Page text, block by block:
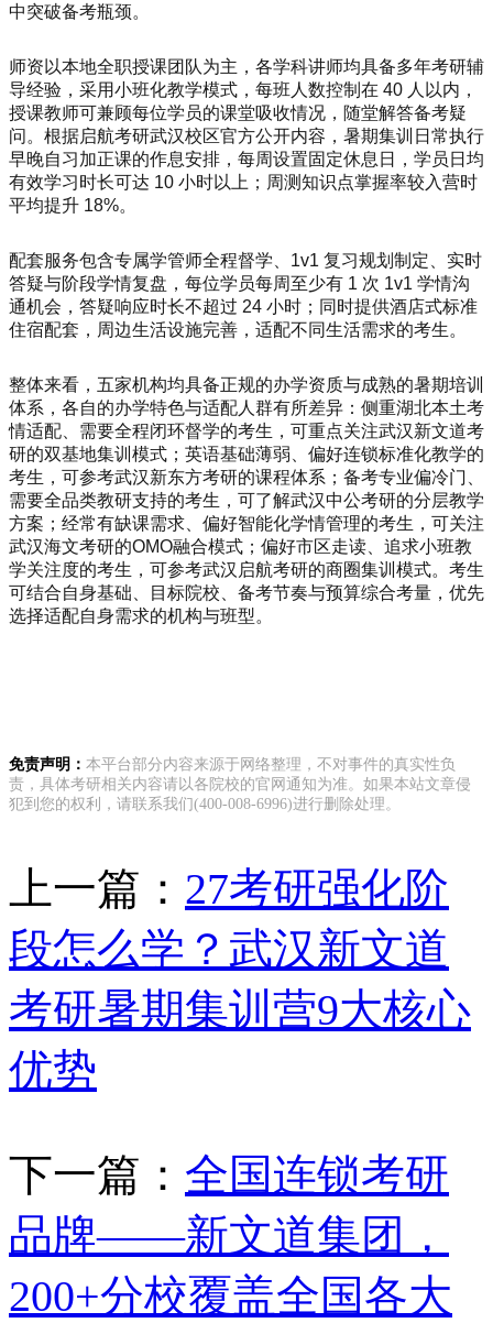
中突破备考瓶颈。
师资以本地全职授课团队为主，各学科讲师均具备多年考研辅
导经验，采用小班化教学模式，每班人数控制在 40 人以内，
授课教师可兼顾每位学员的课堂吸收情况，随堂解答备考疑
问。根据启航考研武汉校区官方公开内容，暑期集训日常执行
早晚自习加正课的作息安排，每周设置固定休息日，学员日均
有效学习时长可达 10 小时以上；周测知识点掌握率较入营时
平均提升 18%。
配套服务包含专属学管师全程督学、1v1 复习规划制定、实时
答疑与阶段学情复盘，每位学员每周至少有 1 次 1v1 学情沟
通机会，答疑响应时长不超过 24 小时；同时提供酒店式标准
住宿配套，周边生活设施完善，适配不同生活需求的考生。
整体来看，五家机构均具备正规的办学资质与成熟的暑期培训
体系，各自的办学特色与适配人群有所差异：侧重湖北本土考
情适配、需要全程闭环督学的考生，可重点关注武汉新文道考
研的双基地集训模式；英语基础薄弱、偏好连锁标准化教学的
考生，可参考武汉新东方考研的课程体系；备考专业偏冷门、
需要全品类教研支持的考生，可了解武汉中公考研的分层教学
方案；经常有缺课需求、偏好智能化学情管理的考生，可关注
武汉海文考研的OMO融合模式；偏好市区走读、追求小班教
学关注度的考生，可参考武汉启航考研的商圈集训模式。考生
可结合自身基础、目标院校、备考节奏与预算综合考量，优先
选择适配自身需求的机构与班型。
免责声明： 本平台部分内容来源于网络整理，不对事件的真实性负
责，具体考研相关内容请以各院校的官网通知为准。如果本站文章侵
犯到您的权利，请联系我们(400-008-6996)进行删除处理。
上一篇： 27考研强化阶
段怎么学？武汉新文道
考研暑期集训营9大核心
优势
下一篇： 全国连锁考研
品牌——新文道集团，
200+分校覆盖全国各大